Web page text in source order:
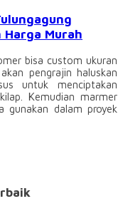
Murah
bisa custom ukuran
pengrajin haluskan
untuk menciptakan
Kemudian marmer
dalam proyek